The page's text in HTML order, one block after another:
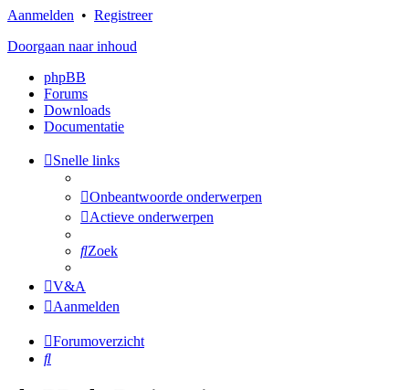
Aanmelden • Registreer
Doorgaan naar inhoud
phpBB
Forums
Downloads
Documentatie
Snelle links
Onbeantwoorde onderwerpen
Actieve onderwerpen
Zoek
V&A
Aanmelden
Forumoverzicht
Zoek